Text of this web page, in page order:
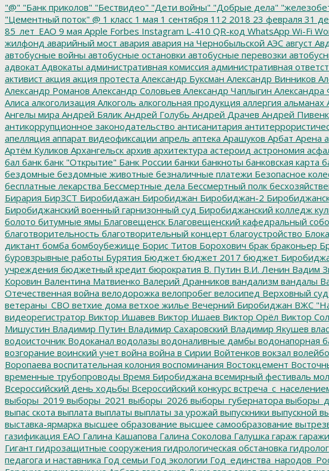
"@" "Банк приколов" "Бествидео" "Дети войны" "Добрые дела"
"Цементный поток" @ 1 класс 1 мая 1 сентября 112 2018 23 февраля 31
85_лет_ЕАО 9 мая Apple Forbes Instagram L-410 QR-код WhatsApp Wi-Fi
жилфонд аварийный мост авария авария на Чернобыльской АЭС август
автобусные войны автобусные остановки автобусные перевозки
адвокат Адвокаты административная комиссия административная
активист акция акция протеста Александр Буксман Александр Винников
Александр Романов Александр Соловьев Александр Чаплыгин Александра
Алиса алкоголизация Алкоголь алкогольная продукция аллергия альманах
Ангелы мира Андрей Бялик Андрей Голубь Андрей Драчев Андрей
антикоррупционное законодательство антисанитария
апелляция аппарат видеофиксации апрель аптека Арашуков Арбат Арена
Артём Куликов Архангельск архив архитектура астероид астрономия
бал банк банк "Открытие" Банк России банки банкноты банковская карта
бездомные бездомные животные безналичные платежи Безопасное
бесплатные лекарства Бессмертные дела Бессмертный полк
Бирария БирЗСТ Биробидажан Биробиджан Биробиджан-2
Биробиджанский военный гарнизонный суд Биробиджанский колледж
болото битумные ямы Благовещенск Благовещенский кафедральный
благотворительность благотворительный концерт благоустройство
диктант бомба бомбоубежище Борис Титов Борохович брак браконьер
буровзрывные работы Бурятия Бюджет бюджет 2017 бюджет
учреждения бюджетный кредит бюрократия В. Путин В.И. Ленин Вадим
Коровин Валентина Матвиенко Валерий Дранников вандализм вандалы
Отечественная война велодорожка велопробег велосипед Верховный суд
ветераны_СВО ветхие дома ветхое жилье Вечерний Биробиджан ВЖС
видеорегистратор Виктор Ишавев Виктор Ишаев Виктор Орёл Виктор
Мишустин Владимир Путин Владимир Сахаровский Владимир Якушев
водоисточник Водоканал водолазы водоналивные дамбы водонапорная
возгорание воинский учет война война в Сирии Войтенков вокзал
Воропаева воспитательная колония воспоминания Востокцемент
временные трубопроводы Время Биробиджана всемирный фестиваль
Всероссийский день ходьбы Всероссийский конкурс
выборы_2019 выборы_2021 выборы_2026 выборы_губернатора
выпас скота выплата выплаты выплаты за урожай выпускники выпускной
выставка-ярмарка высшее образование высшее самообразование
газификация ЕАО Галина Кашапова Галина Соколова Галушка гараж гаражи
Гигант гидрозащитные сооружения гидрологическая обстановка
педагога и наставника Год семьи Год экологии